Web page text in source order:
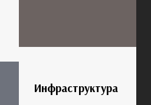
Инфраструктура